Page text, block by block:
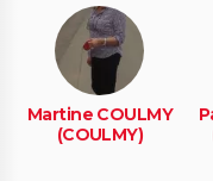
Martine COULMY
(COULMY)